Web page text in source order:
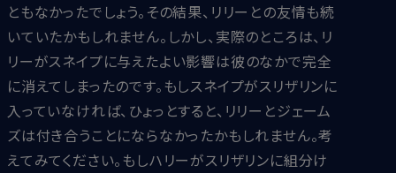
ともなかったでしょう。その結果、リリーとの友情も続
いていたかもしれません。しかし、実際のところは、リ
リーがスネイプに与えたよい影響は彼のなかで完全
に消えてしまったのです。もしスネイプがスリザリンに
入っていなければ、ひょっとすると、リリーとジェーム
ズは付き合うことにならなかったかもしれません。考
えてみてください。もしハリーがスリザリンに組分け